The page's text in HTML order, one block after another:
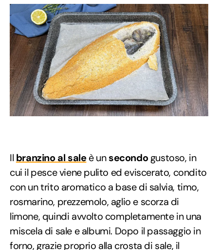
Il branzino al saleè unsecondogustoso, in
cui il pesce viene pulito ed eviscerato, condito
con un trito aromatico a base di salvia, timo,
rosmarino, prezzemolo, aglio e scorza di
limone, quindi avvolto completamente in una
miscela di sale e albumi. Dopo il passaggio in
forno, grazie proprio alla crosta di sale, il